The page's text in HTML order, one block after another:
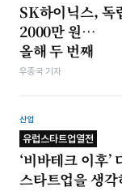
SK하이닉스, 독
2000만 원…
올해 두 번째
우종국 기자
산업
유럽스타트업열전
‘비바테크 이후’
스타트업을 생각